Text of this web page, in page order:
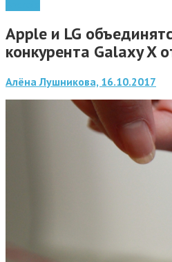
Apple и LG
конкурента Galaxy X
Алёна Лушникова, 16.10.2017